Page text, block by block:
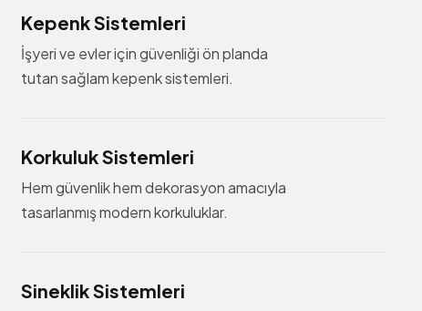
Kepenk Sistemleri
İşyeri ve evler için güvenliği ön planda
tutan sağlam kepenk sistemleri.
Korkuluk Sistemleri
Hem güvenlik hem dekorasyon amacıyla
tasarlanmış modern korkuluklar.
Sineklik Sistemleri